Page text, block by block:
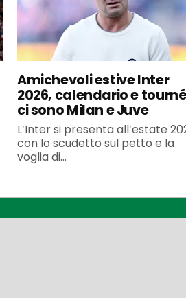
Amichevoli estive Inter
2026, calendario e
ci sono Milan e Juve
L’Inter si presenta all’estate
con lo scudetto sul petto e la
voglia di...